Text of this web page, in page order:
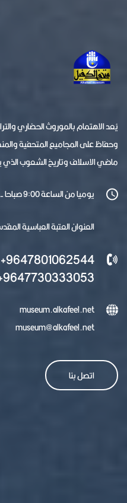
يُعد الاهتمام بالموروث الحضاري
وحفاظ على المجاميع المتحفية
ماضي الاسلاف وتاريخ الشعوب
يوميا من الساعة 9:00 صباحا - 8:30 مساءا
العنوان العتبة العباسية
9647801062544+
9647730333053+
museum.alkafeel.net
museum@alkafeel.net
اتصل بنا